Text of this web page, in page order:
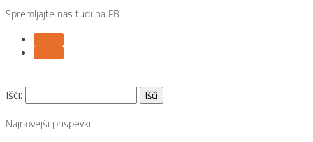
Spremljajte nas tudi na FB
Išči:
Najnovejši prispevki